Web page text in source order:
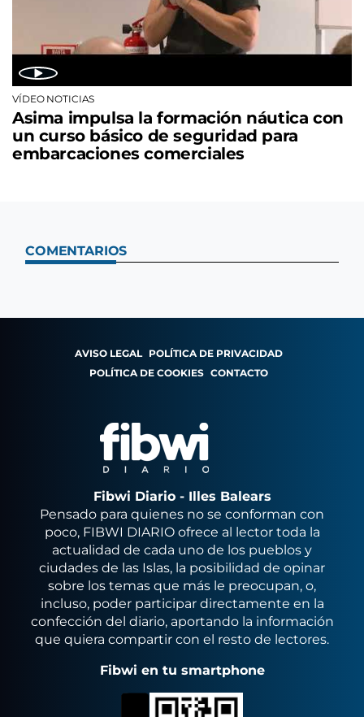
VÍDEO NOTICIAS
Asima impulsa la formación náutica con
un curso básico de seguridad para
embarcaciones comerciales
COMENTARIOS
AVISO LEGAL POLÍTICA DE PRIVACIDAD
POLÍTICA DE COOKIES CONTACTO
Fibwi Diario - Illes Balears
Pensado para quienes no se conforman con
poco, FIBWI DIARIO ofrece al lector toda la
actualidad de cada uno de los pueblos y
ciudades de las Islas, la posibilidad de opinar
sobre los temas que más le preocupan, o,
incluso, poder participar directamente en la
confección del diario, aportando la información
que quiera compartir con el resto de lectores.
Fibwi en tu smartphone